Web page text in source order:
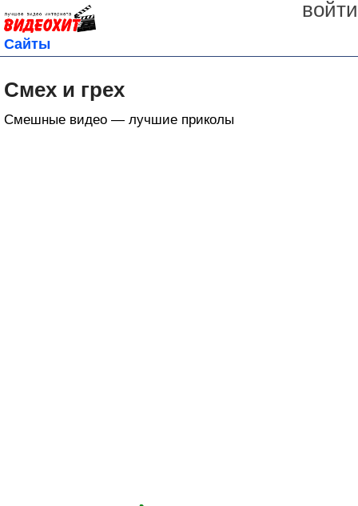
войти
Сайты
Смех и грех
Смешные видео — лучшие приколы